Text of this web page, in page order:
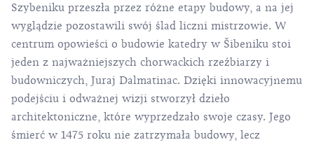
Szybeniku przeszła przez różne etapy budowy, a na jej
wyglądzie pozostawili swój ślad liczni mistrzowie. W
centrum opowieści o budowie katedry w Šibeniku stoi
jeden z najważniejszych chorwackich rzeźbiarzy i
budowniczych, Juraj Dalmatinac. Dzięki innowacyjnemu
podejściu i odważnej wizji stworzył dzieło
architektoniczne, które wyprzedzało swoje czasy. Jego
śmierć w 1475 roku nie zatrzymała budowy, lecz